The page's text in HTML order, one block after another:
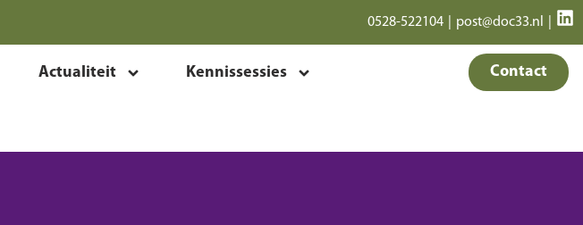
0528-522104 post@doc33.nl
Actualiteit Kennissessies Contact